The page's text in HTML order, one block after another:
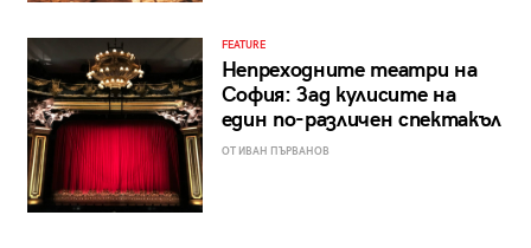
FEATURE
Непреходните театри на
София: Зад кулисите на
един по-различен спектакъл
ОТ ИВАН ПЪРВАНОВ